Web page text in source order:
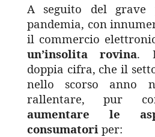
A seguito del grave
pandemia, con
il commercio
un’insolita rovina.
doppia cifra, che il
nello scorso anno
rallentare, pur
aumentare le
consumatori per: